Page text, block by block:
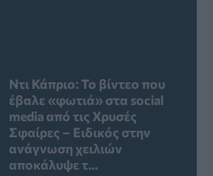
Ντι Κάπριο: Το βίντεο που
έβαλε «φωτιά» στα social
media από τις Χρυσές
Σφαίρες – Ειδικός στην
ανάγνωση χειλιών
αποκάλυψε τ...